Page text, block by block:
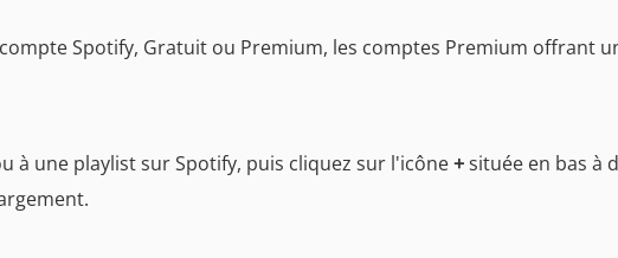
Spotify, Gratuit ou Premium, les comptes Premium offrant
à une playlist sur Spotify, puis cliquez sur l'icône+située en bas à